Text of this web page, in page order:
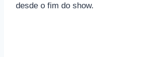
desde o fim do show.